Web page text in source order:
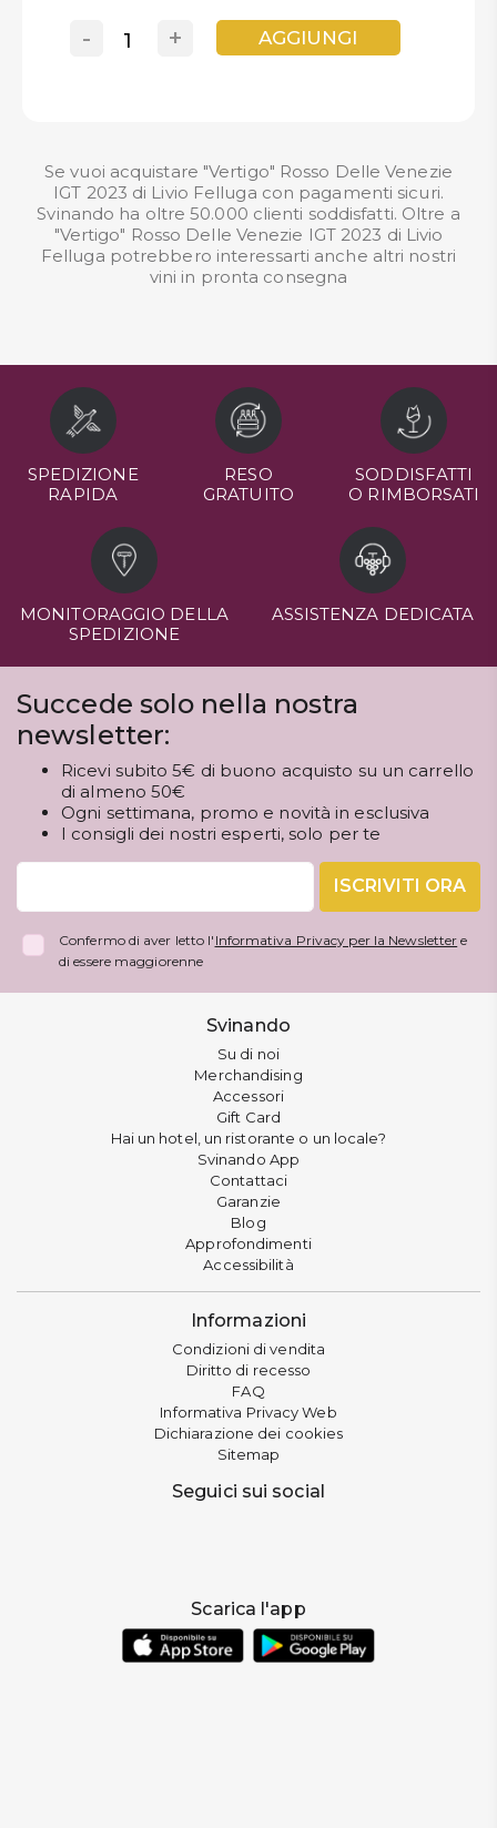
+
- AGGIUNGI
Se vuoi acquistare "Vertigo" Rosso Delle Venezie
IGT 2023 di Livio Felluga con pagamenti sicuri.
Svinando ha oltre 50.000 clienti soddisfatti. Oltre a
"Vertigo" Rosso Delle Venezie IGT 2023 di Livio
Felluga potrebbero interessarti anche altri nostri
vini in pronta consegna
SPEDIZIONE
RAPIDA
RESO
GRATUITO
SODDISFATTI
O RIMBORSATI
MONITORAGGIO DELLA
SPEDIZIONE
ASSISTENZA DEDICATA
Succede solo nella nostra
newsletter:
Ricevi subito 5€ di buono acquisto su un carrello
di almeno 50€
Ogni settimana, promo e novità in esclusiva
I consigli dei nostri esperti, solo per te
ISCRIVITI ORA
Confermo di aver letto l' Informativa Privacy per la Newsletter e
di essere maggiorenne
Svinando
Su di noi
Merchandising
Accessori
Gift Card
Hai un hotel, un ristorante o un locale?
Svinando App
Contattaci
Garanzie
Blog
Approfondimenti
Accessibilità
Informazioni
Condizioni di vendita
Diritto di recesso
FAQ
Informativa Privacy Web
Dichiarazione dei cookies
Sitemap
Seguici sui social
Scarica l'app